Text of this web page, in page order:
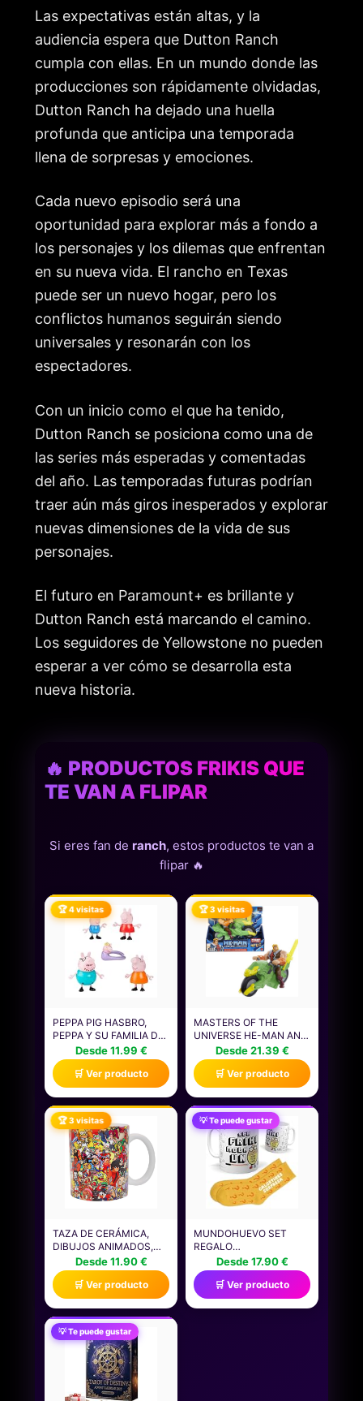
Las expectativas están altas, y la
audiencia espera que Dutton Ranch
cumpla con ellas. En un mundo donde las
producciones son rápidamente olvidadas,
Dutton Ranch ha dejado una huella
profunda que anticipa una temporada
llena de sorpresas y emociones.
Cada nuevo episodio será una
oportunidad para explorar más a fondo a
los personajes y los dilemas que enfrentan
en su nueva vida. El rancho en Texas
puede ser un nuevo hogar, pero los
conflictos humanos seguirán siendo
universales y resonarán con los
espectadores.
Con un inicio como el que ha tenido,
Dutton Ranch se posiciona como una de
las series más esperadas y comentadas
del año. Las temporadas futuras podrían
traer aún más giros inesperados y explorar
nuevas dimensiones de la vida de sus
personajes.
El futuro en Paramount+ es brillante y
Dutton Ranch está marcando el camino.
Los seguidores de Yellowstone no pueden
esperar a ver cómo se desarrolla esta
nueva historia.
🔥 PRODUCTOS FRIKIS QUE
TE VAN A FLIPAR
Si eres fan de ranch, estos productos te van a
flipar 🔥
🏆 4 visitas
PEPPA PIG HASBRO,
PEPPA Y SU FAMILIA DE
CINCO, MUÑECOS PARA
NIÑAS Y NIÑOS
PEQUEÑOS, 5 FIGURAS
DE PERSONAJES DE LA
SERIE, ACCESORIOS
PARA CASA DE
MUÑECAS, COLOR
ROSA, REGALO DE
JUEGOS
Desde 11.99 €
🛒 Ver producto
🏆 3 visitas
MASTERS OF THE
UNIVERSE HE-MAN AND
THE ACTION FIGURE +
VEHÍCULO BASADO EN
SERIES ANIMADAS,
PERSONAJES DE
BATALLA
ARTICULADOS, REGALO
PARA MAYORES DE 4
AÑOS
Desde 21.39 €
🛒 Ver producto
🏆 3 visitas
TAZA DE CERÁMICA,
DIBUJOS ANIMADOS,
PERSONAJES COMICS,
LA TAZA IDEAL PARA TU
CAFÉ PERFECTO, TAZA
CREATIVA, TAZAS
ÚNICAS PARA
MOMENTOS
INOLVIDABLES
Desde 11.90 €
🛒 Ver producto
💡 Te puede gustar
MUNDOHUEVO SET
REGALO
PERSONALIZADO PARA
FRIKIS | TAZA SER FRIKI
MOLA UN NUEVO +
CALCETIN SORPRESA |
REGALO PERSONAJES,
Desde 17.90 €
🛒 Ver producto
💡 Te puede gustar